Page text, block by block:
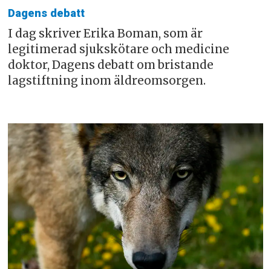
Dagens debatt
I dag skriver Erika Boman, som är
legitimerad sjukskötare och medicine
doktor, Dagens debatt om bristande
lagstiftning inom äldreomsorgen.